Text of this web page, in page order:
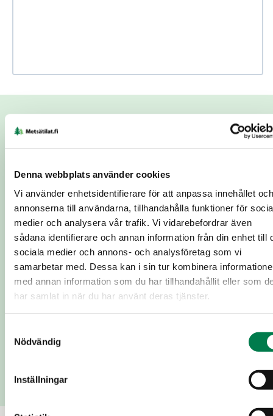
Denna webbplats använder cookies
Vi använder enhetsidentifierare för att anpassa innehållet och
annonserna till användarna, tillhandahålla funktioner för
medier och analysera vår trafik. Vi vidarebefordrar även
sådana identifierare och annan information från din enhet till
sociala medier och annons- och analysföretag som vi
samarbetar med. Dessa kan i sin tur kombinera
med annan information som du har tillhandahållit eller som
har samlat in när du har använt deras tjänster.
Nödvändig
Inställningar
Use Ctrl + scroll to zoom the map
Use two fingers to move the map
Begäran om kontakt
Ämne *
Namn * Telefonnummer *
E-postadress * Ort *